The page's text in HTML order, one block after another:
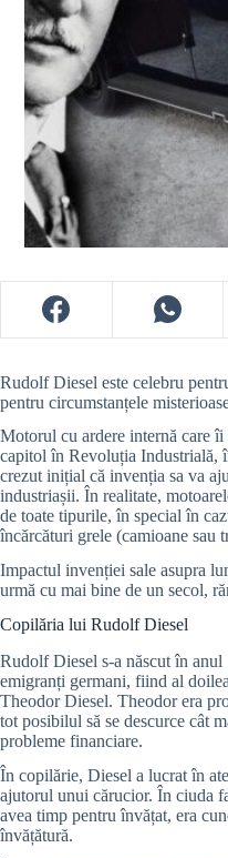
Rudolf Diesel este celebru
pentru circumstanțele
Motorul cu ardere internă care
capitol în Revoluția Industrială,
crezut inițial că invenția sa va
industriașii. În realitate,
de toate tipurile, în special în
încărcături grele (camioane sau
Impactul invenției sale asupra
urmă cu mai bine de un secol,
Copilăria lui Rudolf Diesel
Rudolf Diesel s-a născut în
emigranți germani, fiind al
Theodor Diesel. Theodor era
tot posibilul să se descurce cât
probleme financiare.
În copilărie, Diesel a lucrat în
ajutorul unui cărucior. În ciuda
avea timp pentru învățat, era
învățătură.